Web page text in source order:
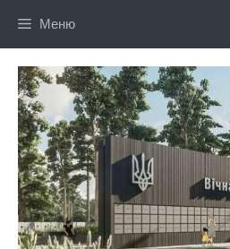
Меню